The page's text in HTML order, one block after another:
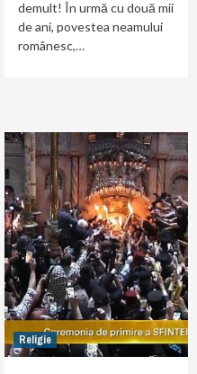
demult! În urmă cu două mii
de ani, povestea neamului
românesc,…
Religie